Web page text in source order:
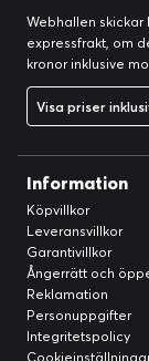
Webhallen
expressfrakt, om
kronor inklusive
Visa priser
Information
Köpvillkor
Leveransvillkor
Garantivillkor
Ångerrätt och
Reklamation
Personuppgifter
Integritetspolicy